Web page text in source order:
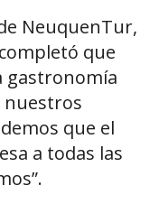
NeuquenTur,
que
gastronomía
nuestros
que el
a todas las